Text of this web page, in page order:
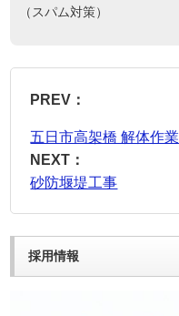
（スパム対策）
PREV：
五日市高架橋 解体作業
NEXT：
砂防堰堤工事
採用情報